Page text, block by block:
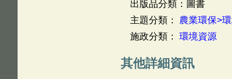
出版品分類：圖書
主題分類： 農業環保>
施政分類： 環境資源
其他詳細資訊